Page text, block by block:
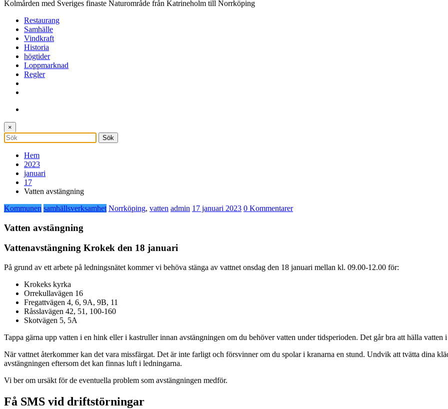
Kolmården med Sveriges finaste Naturområde från Katrineholm till Norrköping
Restaurang
Samhälle
Vindkraft
Historia
högtider
Loppmarknad
Regler
×
Hem
2023
januari
17
Vatten avstängning
Kommunen samhällsverksamhet Norrköping, vatten admin 17 januari 2023 0 Kommentarer
Vatten avstängning
Vattenavstängning Krokek den 18 januari
På grund av ett arbete på ledningsnätet kommer vi behöva stänga av vattnet onsdag den 18 januari mellan kl. 09.00-12.00 för:
Krokeks kyrka
Orrekullavägen 16
Fregattvägen 4, 6, 9A, 9B, 11
Råsslavägen 42, 51, 100-160
Skotvägen 5, 5A
Tappa gärna upp vatten i en hink eller i kastruller innan avstängningen om du behöver vatten under tidsperioden. Det går bra att hälla vatten i
När vattnet återkommer kan det vara missfärgat. Det är inte farligt och försvinner om du spolar i kranarna en stund. Undvik att tvätta dina
avstängningen eftersom det kan finnas luft i ledningarna.
Vi ber om ursäkt för de eventuella problem som avstängningen medför.
Få SMS vid driftstörningar